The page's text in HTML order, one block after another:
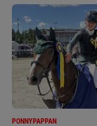
PONNYPAPPAN